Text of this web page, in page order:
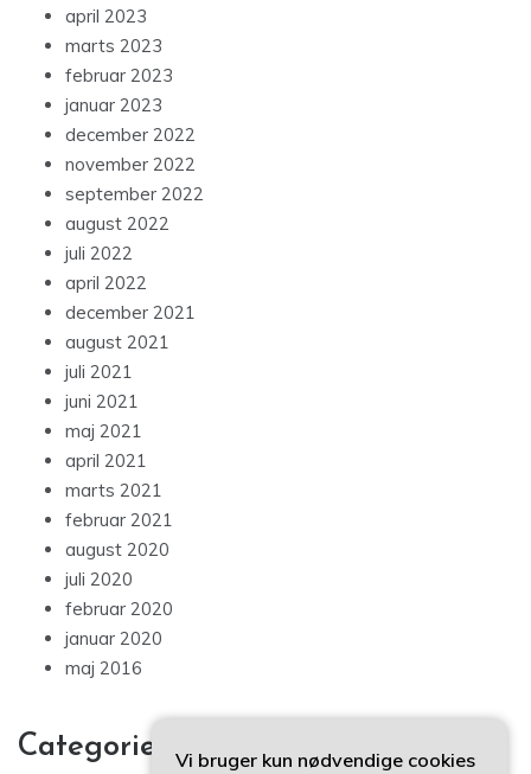
april 2023
marts 2023
februar 2023
januar 2023
december 2022
november 2022
september 2022
august 2022
juli 2022
april 2022
december 2021
august 2021
juli 2021
juni 2021
maj 2021
april 2021
marts 2021
februar 2021
august 2020
juli 2020
februar 2020
januar 2020
maj 2016
Categories Vi bruger kun nødvendige cookies